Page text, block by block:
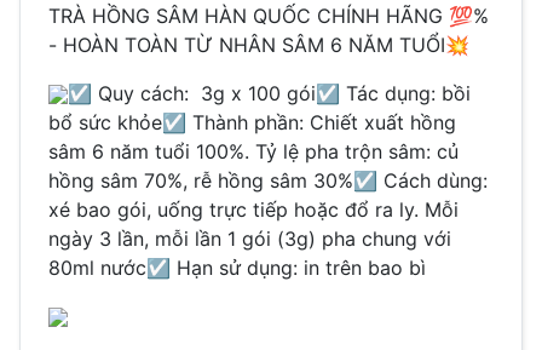
TRÀ HỒNG SÂM HÀN QUỐC CHÍNH HÃNG 💯%
- HOÀN TOÀN TỪ NHÂN SÂM 6 NĂM TUỔI💥
☑️ Quy cách: 3g x 100 gói☑️ Tác dụng: bồi
bổ sức khỏe☑️ Thành phần: Chiết xuất hồng
sâm 6 năm tuổi 100%. Tỷ lệ pha trộn sâm: củ
hồng sâm 70%, rễ hồng sâm 30%☑️ Cách dùng:
xé bao gói, uống trực tiếp hoặc đổ ra ly. Mỗi
ngày 3 lần, mỗi lần 1 gói (3g) pha chung với
80ml nước☑️ Hạn sử dụng: in trên bao bì